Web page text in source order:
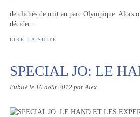
de clichés de nuit au parc Olympique. Alors
décider...
LIRE LA SUITE
SPECIAL JO: LE
Publié le 16 août 2012 par Alex